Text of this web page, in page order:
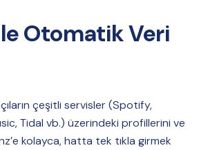
Otomatik Veri
çeşitli servisler (Spotify,
Tidal vb.) üzerindeki profillerini ve
kolayca, hatta tek tıkla girmek